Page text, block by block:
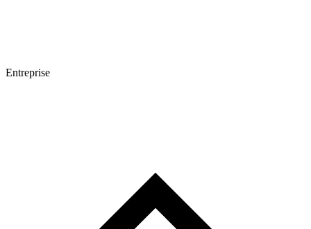
Entreprise